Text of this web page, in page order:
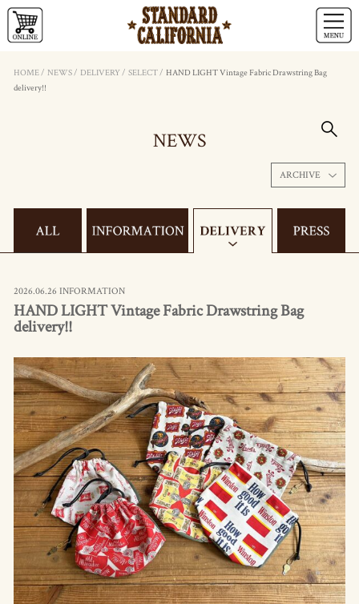
HOME/ NEWS/ DELIVERY / SELECT/ HAND LIGHT Vintage Fabric Drawstring Bag
delivery!!
NEWS
ARCHIVE
2026.06.26 INFORMATION
HAND LIGHT Vintage Fabric Drawstring Bag
delivery!!